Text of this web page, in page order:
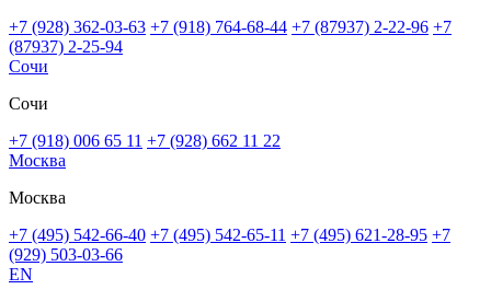
+7 (928) 362-03-63 +7 (918) 764-68-44 +7 (87937) 2-22-96 +7
(87937) 2-25-94
Сочи
Сочи
+7 (918) 006 65 11 +7 (928) 662 11 22
Москва
Москва
+7 (495) 542-66-40 +7 (495) 542-65-11 +7 (495) 621-28-95 +7
(929) 503-03-66
EN